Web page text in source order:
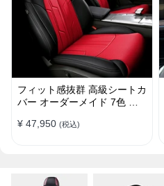
フィット感抜群 高級シートカ
バー オーダーメイド 7色 防
ト
¥ 47,950 (税込)